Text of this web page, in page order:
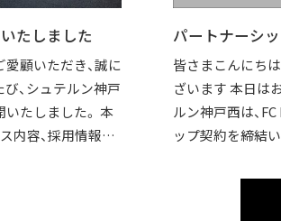
たしました
顧いただき、誠に
、シュテルン神戸
たしました。 本
内容、採用情報な
パートナーシ
皆さまこんにち
ざいます 本日は
ルン神戸西は、
ップ契約を締結